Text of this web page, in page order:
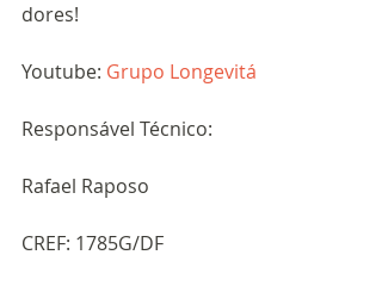
dores!
Youtube: Grupo Longevitá
Responsável Técnico:
Rafael Raposo
CREF: 1785G/DF